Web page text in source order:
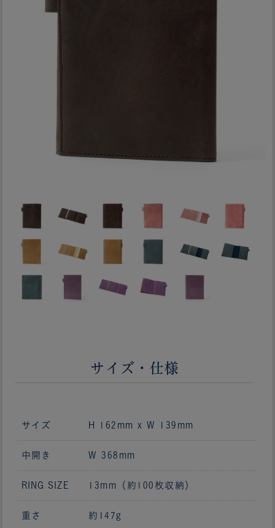
サイズ・仕様
サイズ H 162mm x W 139mm
中開き W 368mm
RING SIZE 13mm（約100枚収納）
重さ 約147g